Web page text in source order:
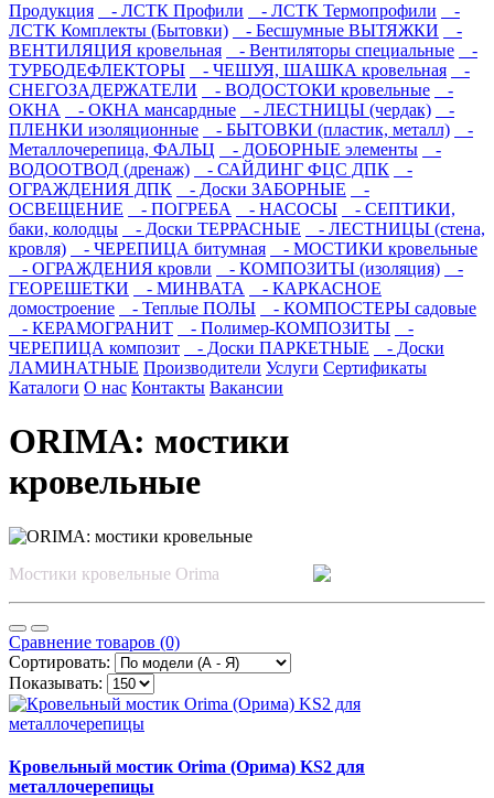
Продукция
- ЛСТК Профили - ЛСТК Термопрофили
-
ЛСТК Комплекты (Бытовки)
- Бесшумные ВЫТЯЖКИ
-
ВЕНТИЛЯЦИЯ кровельная
- Вентиляторы специальные
-
ТУРБОДЕФЛЕКТОРЫ
- ЧЕШУЯ, ШАШКА кровельная
-
СНЕГОЗАДЕРЖАТЕЛИ
- ВОДОСТОКИ кровельные
-
ОКНА
- ОКНА мансардные - ЛЕСТНИЦЫ (чердак)
-
ПЛЕНКИ изоляционные
- БЫТОВКИ (пластик, металл)
-
Металлочерепица, ФАЛЬЦ
- ДОБОРНЫЕ элементы
-
ВОДООТВОД (дренаж)
- САЙДИНГ ФЦС ДПК
-
ОГРАЖДЕНИЯ ДПК
- Доски ЗАБОРНЫЕ
-
ОСВЕЩЕНИЕ
- ПОГРЕБА - НАСОСЫ
- СЕПТИКИ,
баки, колодцы
- Доски ТЕРРАСНЫЕ
- ЛЕСТНИЦЫ (стена,
кровля)
- ЧЕРЕПИЦА битумная
- МОСТИКИ кровельные
- ОГРАЖДЕНИЯ кровли
- КОМПОЗИТЫ (изоляция)
-
ГЕОРЕШЕТКИ
- МИНВАТА
- КАРКАСНОЕ
домостроение
- Теплые ПОЛЫ
- КОМПОСТЕРЫ садовые
- КЕРАМОГРАНИТ
- Полимер-КОМПОЗИТЫ
-
ЧЕРЕПИЦА композит
- Доски ПАРКЕТНЫЕ
- Доски
ЛАМИНАТНЫЕ Производители Услуги Сертификаты
Каталоги О нас Контакты Вакансии
ORIMA: мостики
кровельные
Мостики кровельные Orima
Сравнение товаров (0)
Сортировать:
Показывать:
Кровельный мостик Orima (Орима) KS2 для
металлочерепицы